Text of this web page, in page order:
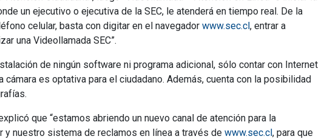
un ejecutivo o ejecutiva de la SEC, le atenderá en tiempo real. De la
celular, basta con digitar en el navegador www.sec.cl, entrar a
una Videollamada SEC”.
de ningún software ni programa adicional, sólo contar con Internet
es optativa para el ciudadano. Además, cuenta con la posibilidad
que “estamos abriendo un nuevo canal de atención para la
y nuestro sistema de reclamos en línea a través de www.sec.cl, para que